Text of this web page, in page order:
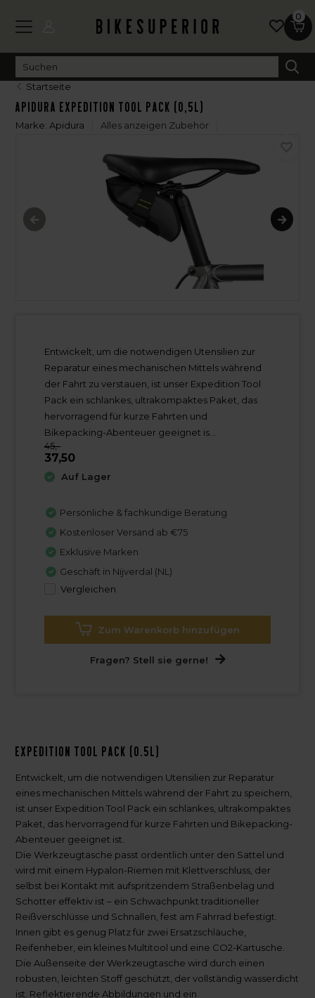
0
Startseite
Apidura Expedition Tool Pack (0,5L)
Marke: Apidura Alles anzeigen Zubehör
Entwickelt, um die notwendigen Utensilien zur
Reparatur eines mechanischen Mittels während
der Fahrt zu verstauen, ist unser Expedition Tool
Pack ein schlankes, ultrakompaktes Paket, das
hervorragend für kurze Fahrten und
Bikepacking-Abenteuer geeignet is...
45,-
37,50
Auf Lager
Persönliche & fachkundige Beratung
Kostenloser Versand ab €75
Exklusive Marken
Geschäft in Nijverdal (NL)
Vergleichen
Zum Warenkorb hinzufügen
Fragen? Stell sie gerne!
Expedition Tool Pack (0.5L)
Entwickelt, um die notwendigen Utensilien zur Reparatur
eines mechanischen Mittels während der Fahrt zu speichern,
ist unser Expedition Tool Pack ein schlankes, ultrakompaktes
Paket, das hervorragend für kurze Fahrten und Bikepacking-
Abenteuer geeignet ist.
Die Werkzeugtasche passt ordentlich unter den Sattel und
wird mit einem Hypalon-Riemen mit Klettverschluss, der
selbst bei Kontakt mit aufspritzendem Straßenbelag und
Schotter effektiv ist – ein Schwachpunkt traditioneller
Reißverschlüsse und Schnallen, fest am Fahrrad befestigt.
Innen gibt es genug Platz für zwei Ersatzschläuche,
Reifenheber, ein kleines Multitool und eine CO2-Kartusche.
Die Außenseite der Werkzeugtasche wird durch einen
robusten, leichten Stoff geschützt, der vollständig wasserdicht
ist. Reflektierende Abbildungen und ein